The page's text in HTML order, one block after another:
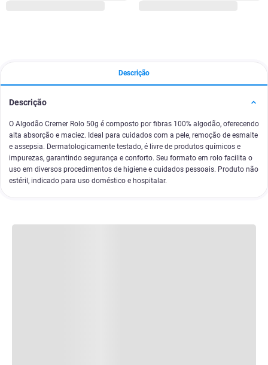
Descrição
Descrição
O Algodão Cremer Rolo 50g é composto por fibras 100% algodão, oferecendo
alta absorção e maciez. Ideal para cuidados com a pele, remoção de esmalte
e assepsia. Dermatologicamente testado, é livre de produtos químicos e
impurezas, garantindo segurança e conforto. Seu formato em rolo facilita o
uso em diversos procedimentos de higiene e cuidados pessoais. Produto não
estéril, indicado para uso doméstico e hospitalar.